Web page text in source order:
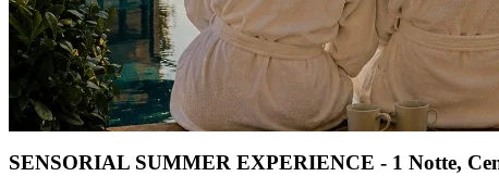
SENSORIAL SUMMER EXPERIENCE - 1 Notte,